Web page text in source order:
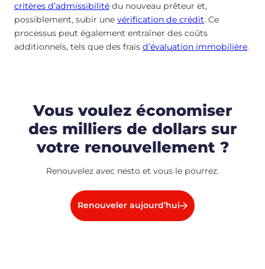
critères d’admissibilité du nouveau prêteur et,
possiblement, subir une vérification de crédit. Ce
processus peut également entraîner des coûts
additionnels, tels que des frais d’évaluation immobilière.
Vous voulez économiser
des milliers de dollars sur
votre renouvellement ?
Renouvelez avec nesto et vous le pourrez.
Renouveler aujourd’hui